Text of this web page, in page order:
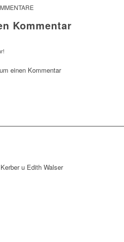
Kommentar
einen Kommentar
u Edith Walser